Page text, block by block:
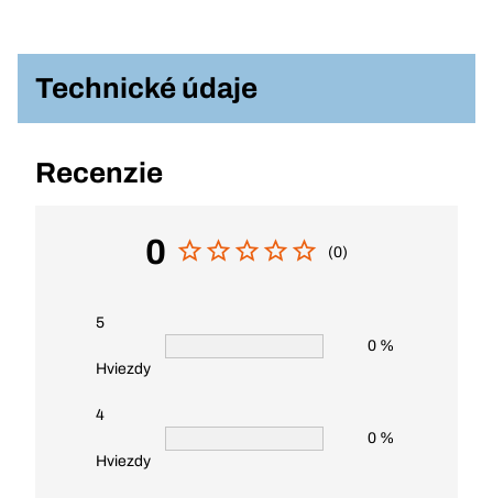
Technické údaje
Recenzie
0 (0)
5
Hviezdy
0 %
4
Hviezdy
0 %